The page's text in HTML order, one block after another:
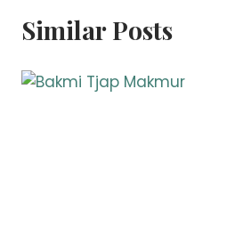
Similar Posts